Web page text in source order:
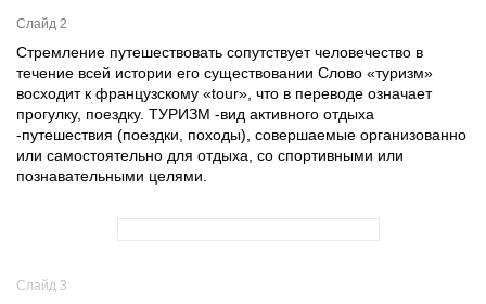
Слайд 2
Стремление путешествовать сопутствует человечество в
течение всей истории его существовании Слово «туризм»
восходит к французскому «tour», что в переводе означает
прогулку, поездку. ТУРИЗМ -вид активного отдыха
-путешествия (поездки, походы), совершаемые организованно
или самостоятельно для отдыха, со спортивными или
познавательными целями.
Слайд 3